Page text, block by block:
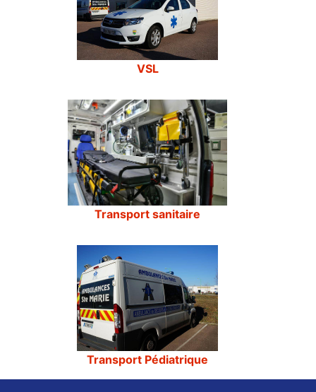
VSL
Transport sanitaire
Transport Pédiatrique